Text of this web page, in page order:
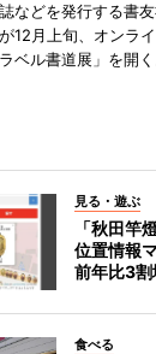
などを発行する書
12月上旬、オンラ
ベル書道展」を開く
見る・遊ぶ
「秋田竿
位置情報
前年比3割
食べる